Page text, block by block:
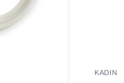
KADIN